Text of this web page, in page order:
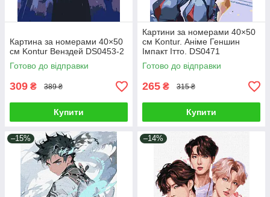
Картина за номерами 40×50
см Kontur Венздей DS0453-2
Готово до відправки
309 ₴ 389 ₴
Купити
Картини за номерами 40×50
см Kontur. Аніме Геншин
Імпакт Ітто. DS0471
Готово до відправки
265 ₴ 315 ₴
Купити
–15% –14%